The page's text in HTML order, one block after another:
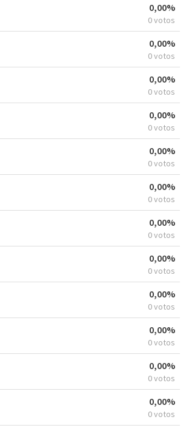
0,00%
0 votos
0,00%
0 votos
0,00%
0 votos
0,00%
0 votos
0,00%
0 votos
0,00%
0 votos
0,00%
0 votos
0,00%
0 votos
0,00%
0 votos
0,00%
0 votos
0,00%
0 votos
0,00%
0 votos